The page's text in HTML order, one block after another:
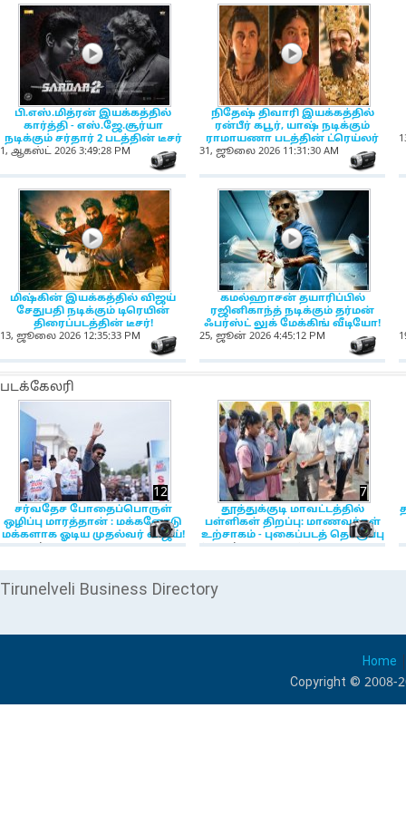
NewsIcon
NewsIcon
பி.எஸ்​.மித்​ரன் இயக்​கத்தில்
கார்த்தி - எஸ்​.ஜே.சூர்​யா
நடிக்கும் சர்தார் 2 படத்தின் டீசர்
1, ஆகஸ்ட் 2026 3:49:28 PM
NewsIcon
நிதேஷ் திவாரி இயக்கத்தில்
ரன்​பீர் கபூர், யாஷ் நடிக்கும்
ராமாயணா படத்தின் ட்ரெய்லர்
31, ஜூலை 2026 11:31:30 AM
NewsIcon
NewsIcon
மிஷ்கின் இயக்கத்தில் விஜய்
சேதுபதி நடிக்கும் டிரெயின்
திரைப்படத்தின் டீசர்!
13, ஜூலை 2026 12:35:33 PM
NewsIcon
கமல்ஹாசன் தயாரிப்பில்
ரஜினிகாந்த் நடிக்கும் தர்மன்
ஃபர்ஸ்ட் லுக் மேக்கிங் வீடியோ!
25, ஜூன் 2026 4:45:12 PM
படக்கேலரி
NewsIcon
சர்வதேச போதைப்பொருள்
ஒழிப்பு மாரத்தான் : மக்களோடு
மக்களாக ஓடிய முதல்வர் விஜய்!
12
26, ஜூன் 2026 11:59:02 AM
தூத்துக்குடி மாவட்டத்தில்
பள்ளிகள் திறப்பு: மாணவர்கள்
உற்சாகம் - புகைப்படத் தொகுப்பு
7
4, ஜூன் 2026 11:01:45 AM
Tirunelveli Business Directory
Home
Copyright © 2008-